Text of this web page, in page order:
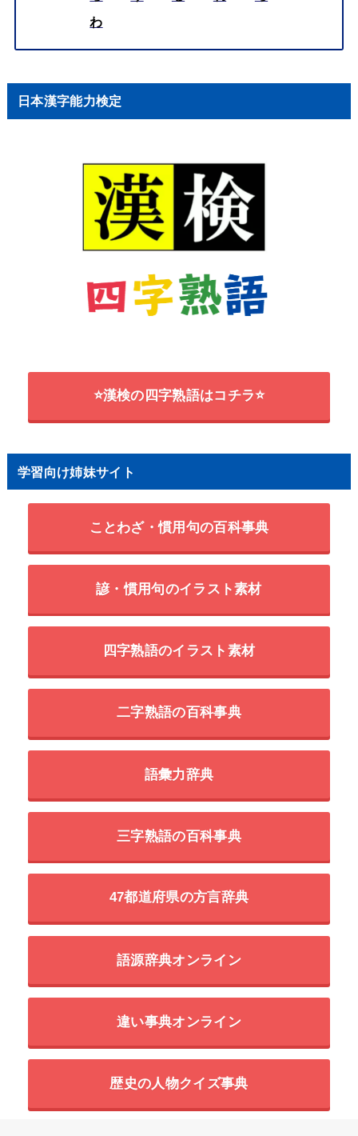
わ
日本漢字能力検定
⭐漢検の四字熟語はコチラ⭐
学習向け姉妹サイト
ことわざ・慣用句の百科事典
諺・慣用句のイラスト素材
四字熟語のイラスト素材
二字熟語の百科事典
語彙力辞典
三字熟語の百科事典
47都道府県の方言辞典
語源辞典オンライン
違い事典オンライン
歴史の人物クイズ事典